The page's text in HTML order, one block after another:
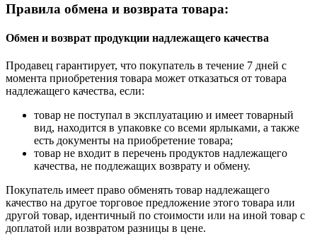
Правила обмена и возврата товара:
Обмен и возврат продукции надлежащего качества
Продавец гарантирует, что покупатель в течение 7 дней с
момента приобретения товара может отказаться от товара
надлежащего качества, если:
товар не поступал в эксплуатацию и имеет товарный
вид, находится в упаковке со всеми ярлыками, а также
есть документы на приобретение товара;
товар не входит в перечень продуктов надлежащего
качества, не подлежащих возврату и обмену.
Покупатель имеет право обменять товар надлежащего
качество на другое торговое предложение этого товара или
другой товар, идентичный по стоимости или на иной товар с
доплатой или возвратом разницы в цене.